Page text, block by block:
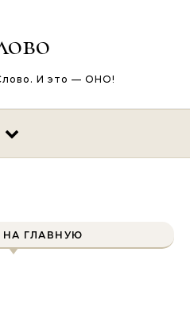
И это — ОНО!
НА ГЛАВНУЮ